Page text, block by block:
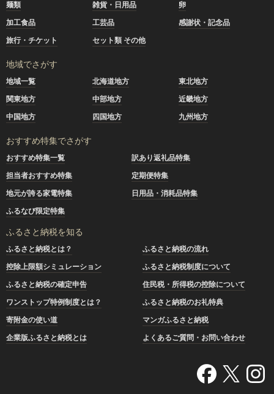
麺類
雑貨・日用品
卵
加工食品
工芸品
感謝状・記念品
旅行・チケット
セット類 その他
地域でさがす
地域一覧 北海道地方
東北地方
関東地方
中部地方
近畿地方
中国地方
四国地方 九州地方
おすすめ特集でさがす
おすすめ特集一覧
訳あり返礼品特集
担当者おすすめ特集
定期便特集
地元が誇る家電特集
日用品・消耗品特集
ふるなび限定特集
ふるさと納税を知る
ふるさと納税とは？
ふるさと納税の流れ
控除上限額シミュレーション
ふるさと納税制度について
ふるさと納税の確定申告
住民税・所得税の控除について
ワンストップ特例制度とは？
ふるさと納税のお礼特典
寄附金の使い道
マンガふるさと納税
企業版ふるさと納税とは
よくあるご質問・お問い合わせ